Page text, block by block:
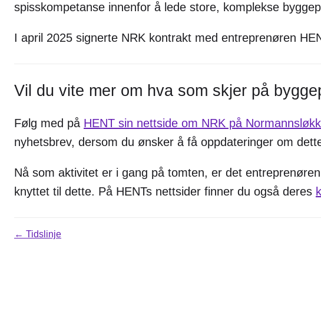
spisskompetanse innenfor å lede store, komplekse
I april 2025 signerte NRK kontrakt med entreprenøren
Vil du vite mer om hva som skjer på
Følg med på HENT sin nettside om NRK på
nyhetsbrev, dersom du ønsker å få oppdateringer om
Nå som aktivitet er i gang på tomten, er det
knyttet til dette. På HENTs nettsider finner du også deres
← Tidslinje